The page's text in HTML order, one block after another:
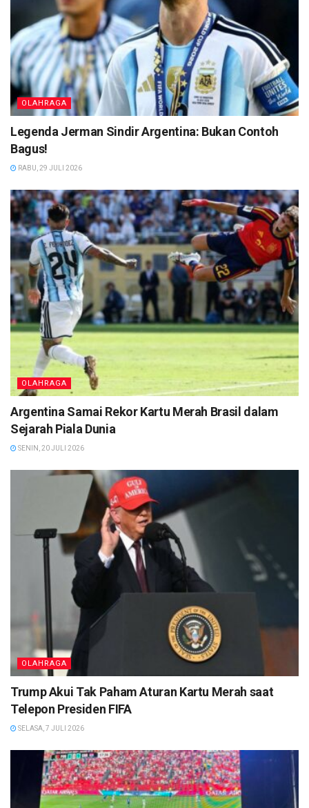
OLAHRAGA
Legenda Jerman Sindir Argentina: Bukan Contoh
Bagus!
RABU, 29 JULI 2026
OLAHRAGA
Argentina Samai Rekor Kartu Merah Brasil dalam
Sejarah Piala Dunia
SENIN, 20 JULI 2026
OLAHRAGA
Trump Akui Tak Paham Aturan Kartu Merah saat
Telepon Presiden FIFA
SELASA, 7 JULI 2026